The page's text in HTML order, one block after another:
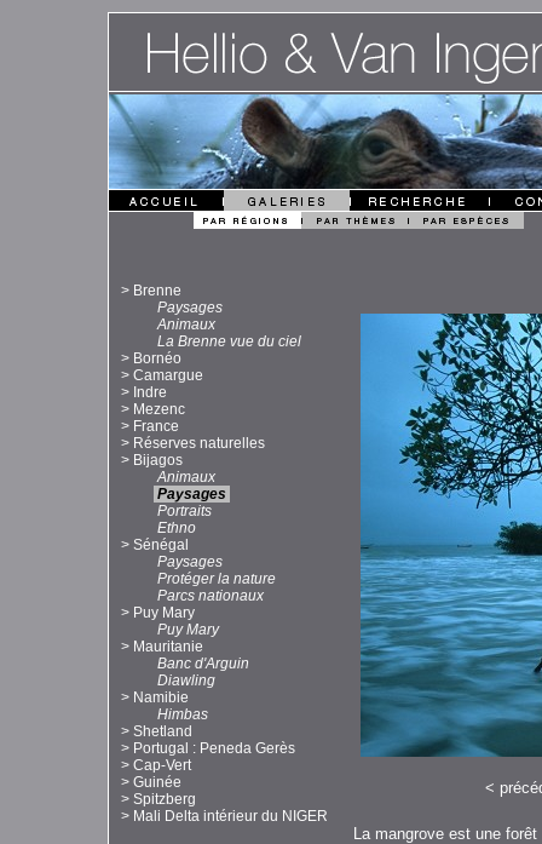
> Brenne
Paysages
Animaux
La Brenne vue du ciel
> Bornéo
> Camargue
> Indre
> Mezenc
> France
> Réserves naturelles
> Bijagos
Animaux
Paysages
Portraits
Ethno
> Sénégal
Paysages
Protéger la nature
Parcs nationaux
> Puy Mary
Puy Mary
> Mauritanie
Banc d'Arguin
Diawling
> Namibie
Himbas
> Shetland
> Portugal : Peneda Gerès
> Cap-Vert
> Guinée
> Spitzberg
> Mali Delta intérieur du NIGER
<
La mangrove est une